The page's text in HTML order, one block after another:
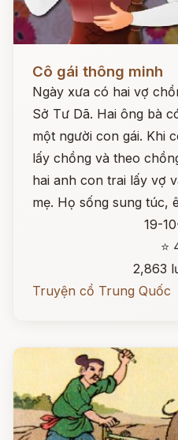
Cô gái thông minh
Ngày xưa có hai vợ
Sở Tư Dã. Hai ông bà
một người con gái. Khi
lấy chồng và theo
hai anh con trai lấy vợ
mẹ. Họ sống sung túc,
19-
⭐
2,863
Truyện cổ Trung Quốc